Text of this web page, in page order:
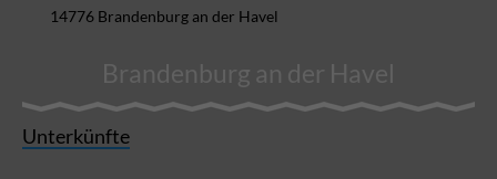
14776 Brandenburg an der Havel
Brandenburg an der Havel
Unterkünfte